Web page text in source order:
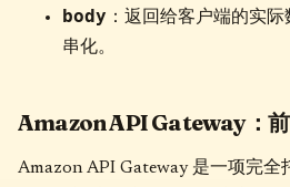
body ：返回给客户端的实
串化。
Amazon API Gateway：
Amazon API Gateway 是一项完全